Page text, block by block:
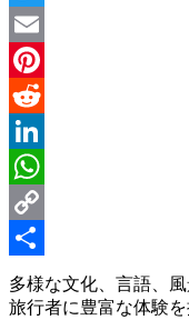
Twitter
Email
Pinterest
Reddit
LinkedIn
WhatsApp
Copy
Link
Share
多様な文化、言語、
旅行者に豊富な体験を